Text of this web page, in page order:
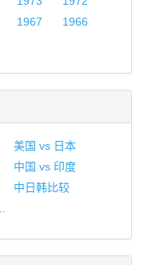
1967
1966
美国 vs 日本
中国 vs 印度
中日韩比较